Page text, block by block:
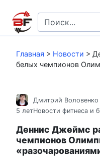
контенту
Search
for:
Главная > Новости >
белых чемпионов
Дмитрий Воловенко
5 летНовости фитнеса и
Деннис Джеймс
чемпионов